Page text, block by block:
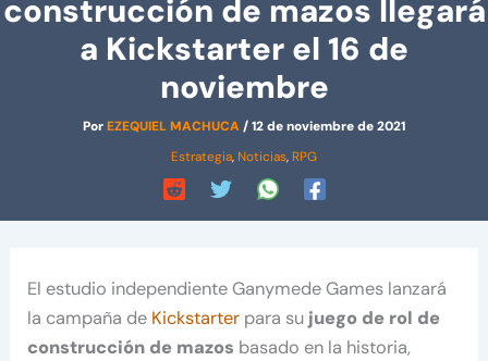
construcción de mazos llegará
a Kickstarter el 16 de
noviembre
PorEZEQUIEL MACHUCA/12 de noviembre de 2021
Estrategia, Noticias, RPG
El estudio independiente Ganymede Games lanzará
la campaña de Kickstarter para su juego de rol de
construcción de mazos basado en la historia,